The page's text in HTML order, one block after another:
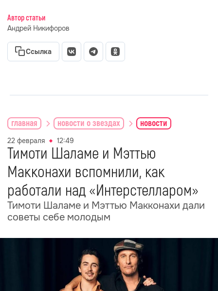
Автор статьи
Андрей Никифоров
Ссылка
главная новости о звездах новости
22 февраля 12:49
Тимоти Шаламе и Мэттью
Макконахи вспомнили, как
работали над «Интерстелларом»
Тимоти Шаламе и Мэттью Макконахи дали
советы себе молодым